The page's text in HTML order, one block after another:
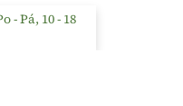
- Pá, 10 - 18